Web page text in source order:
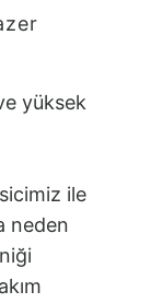
yüksek
ile
neden